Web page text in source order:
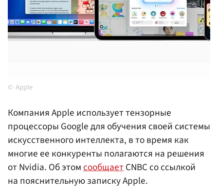
Apple
Компания Apple использует тензорные
процессоры Google для обучения своей системы
искусственного интеллекта, в то время как
многие ее конкуренты полагаются на решения
от Nvidia. Об этомсообщаетCNBC со ссылкой
на пояснительную записку Apple.